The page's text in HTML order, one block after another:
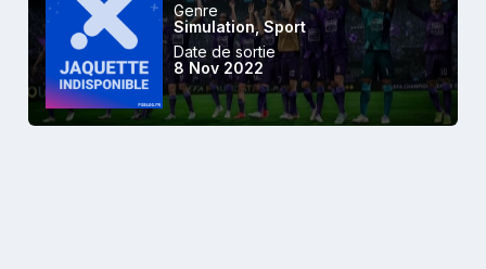
Genre
Simulation,Sport
Date de sortie
8 Nov 2022